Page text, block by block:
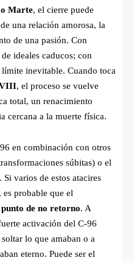
o Marte, el cierre puede
una relación amorosa, la
de una pasión. Con
ideales caducos; con
inevitable. Cuando toca
VIII, el proceso se vuelve
total, un renacimiento
cercana a la muerte física.
en combinación con otros
súbitas) o el
varios de estos atacires
probable que el
de no retorno. A
activación del C-96
lo que amaban o a
eterno. Puede ser el